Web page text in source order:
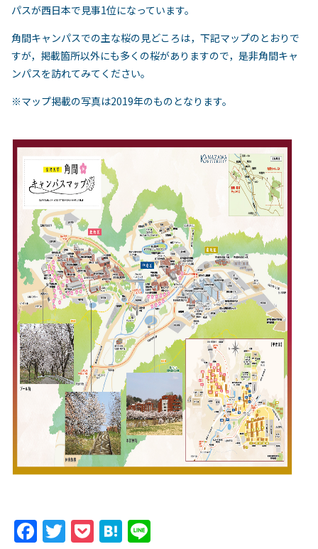
パスが西日本で見事1位になっています。
角間キャンパスでの主な桜の見どころは，下記マップのとおりで
すが，掲載箇所以外にも多くの桜がありますので，是非角間キャ
ンパスを訪れてみてください。
※マップ掲載の写真は2019年のものとなります。
F T P H